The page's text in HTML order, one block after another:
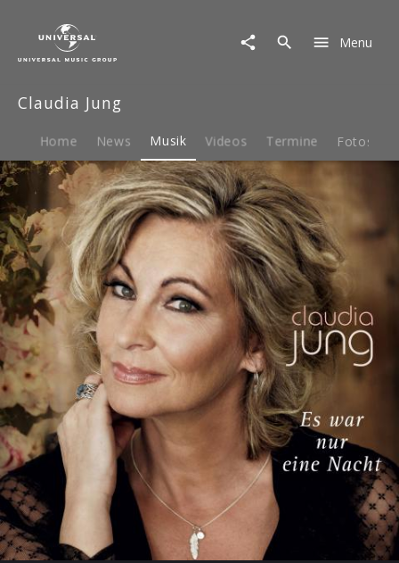
Musik
eine
Nacht
(Single)
Menu
Claudia Jung
Home News Musik Videos Termine Fotos